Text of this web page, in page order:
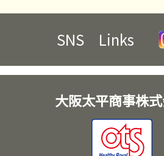
SNS Links
大阪太平商事株